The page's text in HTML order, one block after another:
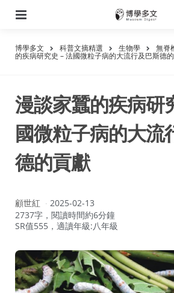
博學多文 科普文摘精選 生物學 無脊
的疾病研究史 – 法國微粒子病的大流行及巴斯德
漫談家蠶的疾病研
國微粒子病的大流
德的貢獻
作
者：
顧世紅
2025-02-13
2737字，閱讀時間約6分鐘
SR值555，適讀年級:八年級